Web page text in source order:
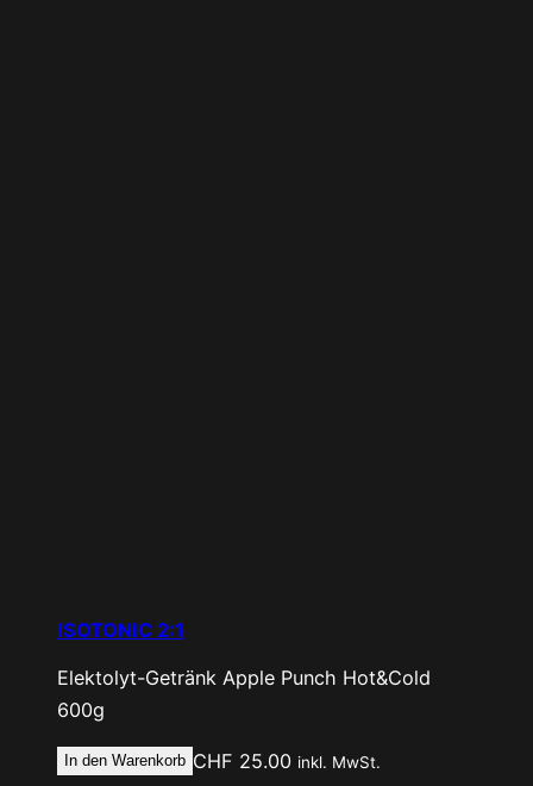
ISOTONIC 2:1
Elektolyt-Getränk Apple Punch Hot&Cold
600g
In den Warenkorb CHF 25.00 inkl. MwSt.